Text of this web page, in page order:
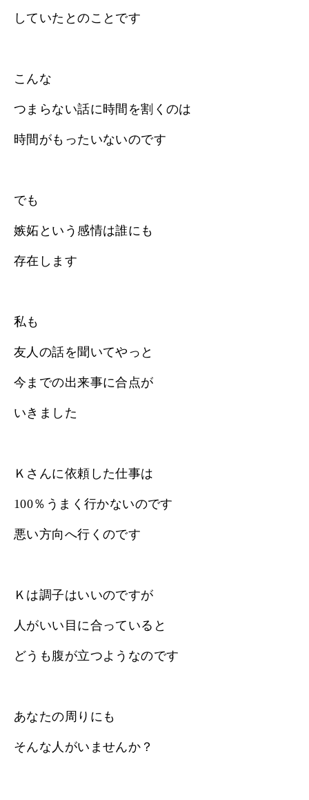
していたとのことです
こんな
つまらない話に時間を割くのは
時間がもったいないのです
でも
嫉妬という感情は誰にも
存在します
私も
友人の話を聞いてやっと
今までの出来事に合点が
いきました
Ｋさんに依頼した仕事は
100％うまく行かないのです
悪い方向へ行くのです
Ｋは調子はいいのですが
人がいい目に合っていると
どうも腹が立つようなのです
あなたの周りにも
そんな人がいませんか？